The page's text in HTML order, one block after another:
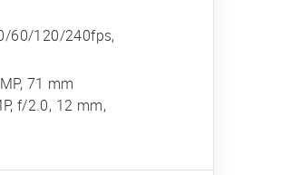
60/120/240fps,
71 mm
f/2.0, 12 mm,